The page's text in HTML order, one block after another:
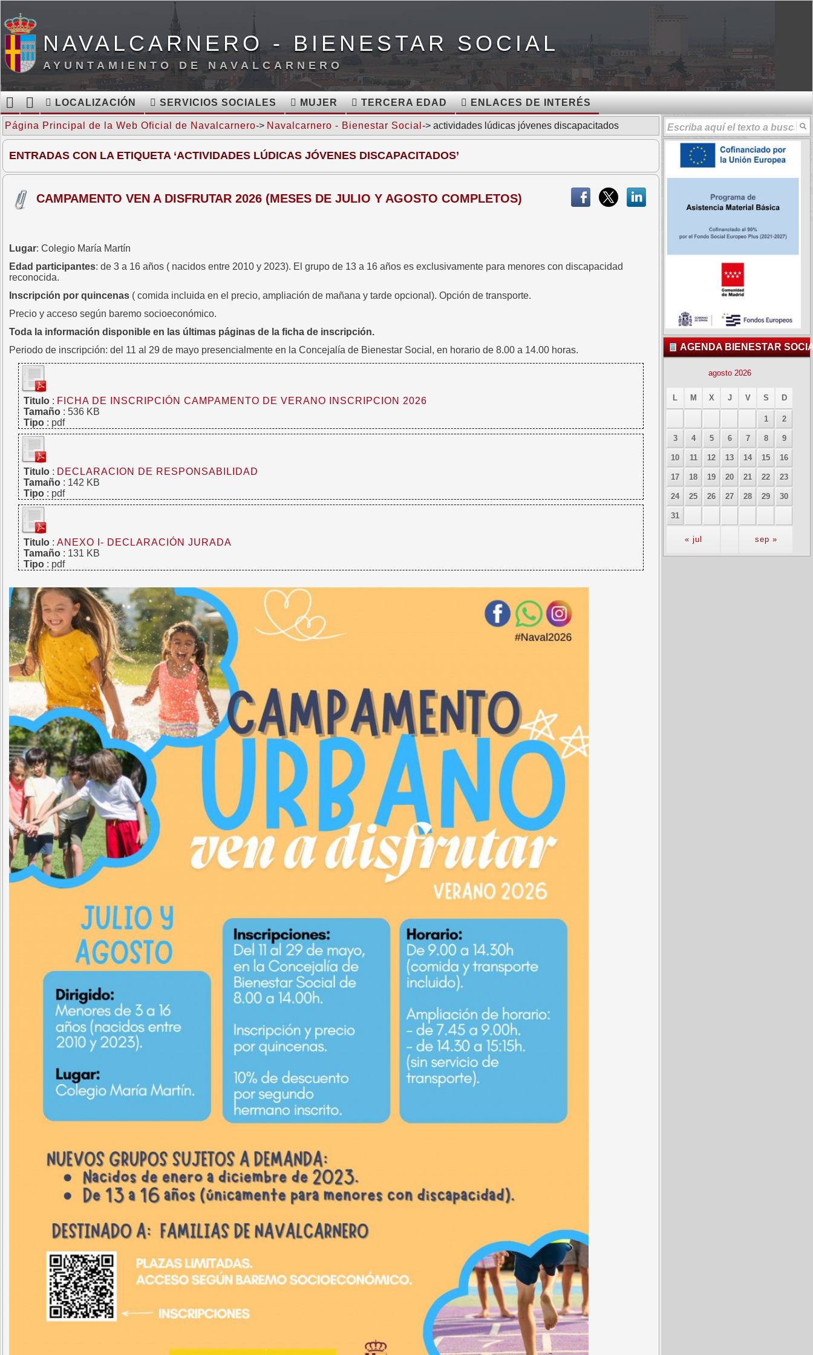
NAVALCARNERO - BIENESTAR SOCIAL
AYUNTAMIENTO DE NAVALCARNERO
LOCALIZACIÓN SERVICIOS SOCIALES MUJER TERCERA EDAD ENLACES DE INTERÉS
Página Principal de la Web Oficial de Navalcarnero-> Navalcarnero - Bienestar Social -> actividades lúdicas jóvenes discapacitados
ENTRADAS CON LA ETIQUETA ‘ACTIVIDADES LÚDICAS JÓVENES DISCAPACITADOS’
CAMPAMENTO VEN A DISFRUTAR 2026 (MESES DE JULIO Y AGOSTO COMPLETOS)
Lugar: Colegio María Martín
Edad participantes: de 3 a 16 años ( nacidos entre 2010 y 2023). El grupo de 13 a 16 años es exclusivamente para menores con discapacidad
reconocida.
Inscripción por quincenas ( comida incluida en el precio, ampliación de mañana y tarde opcional). Opción de transporte.
Precio y acceso según baremo socioeconómico.
Toda la información disponible en las últimas páginas de la ficha de inscripción.
Periodo de inscripción: del 11 al 29 de mayo presencialmente en la Concejalía de Bienestar Social, en horario de 8.00 a 14.00 horas.
Titulo: FICHA DE INSCRIPCIÓN CAMPAMENTO DE VERANO INSCRIPCION 2026
Tamaño: 536 KB
Tipo: pdf
Titulo: DECLARACION DE RESPONSABILIDAD
Tamaño: 142 KB
Tipo: pdf
Titulo: ANEXO I- DECLARACIÓN JURADA
Tamaño: 131 KB
Tipo: pdf
AGENDA BIENESTAR
agosto 2026
L M X J V S D
« jul sep »
1 2
3 4 5 6 7 8 9
10 11 12 13 14 15 16
17 18 19 20 21 22 23
24 25 26 27 28 29 30
31